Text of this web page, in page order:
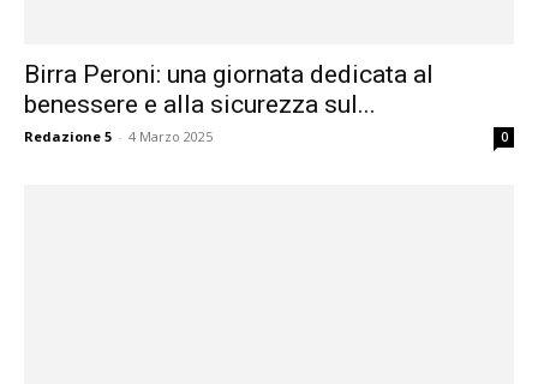
Birra Peroni: una giornata dedicata al
benessere e alla sicurezza sul...
Redazione 5 - 4 Marzo 2025 0